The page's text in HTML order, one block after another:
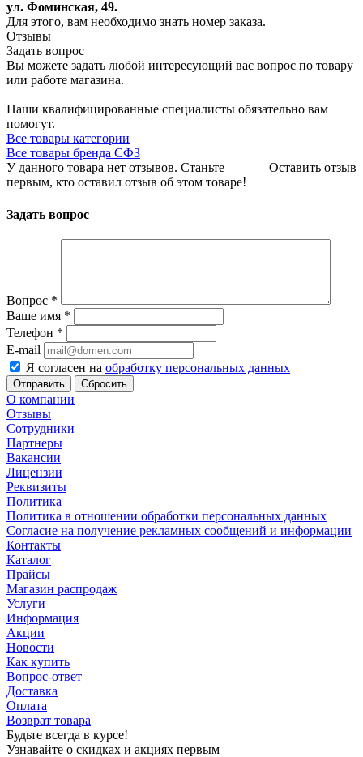
ул. Фоминская, 49.
Для этого, вам необходимо знать номер заказа.
Отзывы
Задать вопрос
Вы можете задать любой интересующий вас вопрос по товару
или работе магазина.
Наши квалифицированные специалисты обязательно вам
помогут.
Все товары категории
Все товары бренда СФЗ
Оставить отзыв
У данного товара нет отзывов. Станьте
первым, кто оставил отзыв об этом товаре!
Задать вопрос
Вопрос *
Ваше имя *
Телефон *
E-mail
Я согласен на обработку персональных данных
Сбросить
О компании
Отзывы
Сотрудники
Партнеры
Вакансии
Лицензии
Реквизиты
Политика
Политика в отношении обработки персональных данных
Согласие на получение рекламных сообщений и информации
Контакты
Каталог
Прайсы
Магазин распродаж
Услуги
Информация
Акции
Новости
Как купить
Вопрос-ответ
Доставка
Оплата
Возврат товара
Будьте всегда в курсе!
Узнавайте о скидках и акциях первым